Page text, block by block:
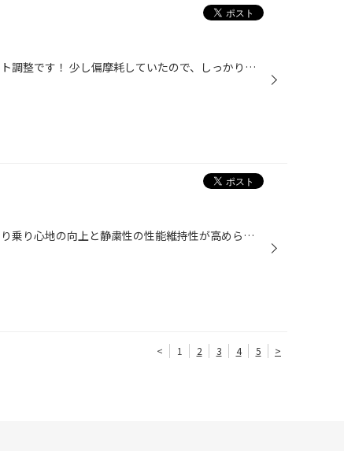
ベンツのタイヤ交換後のアライメント調整です！ 少し偏摩耗していたので、しっかり調整させていただきました！ 輸入車のアライメント調整のことなら、福岡市南区のタイヤ館長尾におまかせください！
前作よりコンパウンドが柔らかくなり乗り心地の向上と静粛性の性能維持性が高められた今作 2月の発売より ご好評の声を多数いただいております
< 1 2 3 4 5 >